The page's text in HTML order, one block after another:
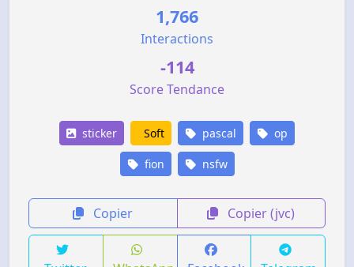
1,766
Interactions
-114
Score Tendance
sticker Soft pascal op
fion nsfw
Copier Copier (jvc)